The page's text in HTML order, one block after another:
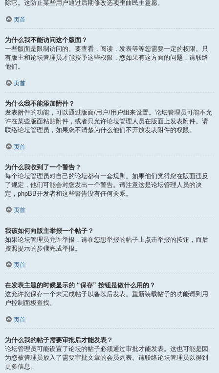
除它。这防止某些用户通过后期修改选项歪曲民主意愿。
页首
为什么我不能访问这个版面？
一些版面是限制访问的。要查看，阅读，发表等等您需要一定的权限。只
有版主和论坛管理员才能授予这些权限，您如果有这方面的问题，请联络
他们。
页首
为什么我不能添加附件？
发表附件的功能，可以通过版面/用户/用户组来设置。论坛管理员可能不允
许在某些版面粘贴附件，或者只允许论坛管理人员在版面上发表附件。请
联络论坛管理员，如果您不清楚为什么他们不开放发表附件的权限。
页首
为什么我收到了一个警告？
每个论坛管理员对自己的论坛都有一套规则。如果他们觉得您在版面违反
了规定，他们可能会对您发出一个警告。请注意这是论坛管理人员的决
定，phpBB开发者和这些警告没有任何关系。
页首
我该如何向版主举报一个帖子？
如果论坛管理员允许举报，请在您想举报的帖子上点击举报的按钮，而后
按照提示的步骤完成举报。
页首
在发表主题的时候显示的 “保存” 按钮是做什么用的？
这允许您保存一个未完成帖子以备以后发表。重新装载帖子的功能请到用
户控制面板查找。
页首
为什么我的帖子需要审批后才能发表？
论坛管理员可能设置了论坛的帖子必须通过审批才能发表。这也可能是因
为您被管理员放入了需要审批文章的会员列表。请联络论坛管理员以得到
更多信息。